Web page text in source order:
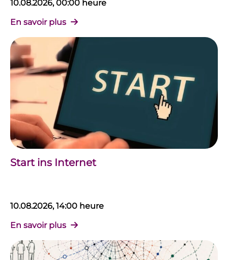
10.08.2026, 00:00 heure
En savoir plus
Start ins Internet
10.08.2026, 14:00 heure
En savoir plus